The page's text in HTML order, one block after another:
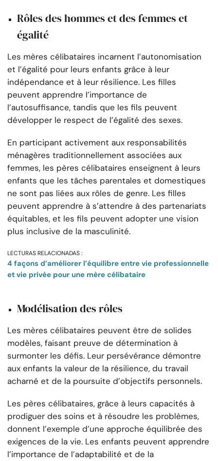
Rôles des hommes et des femmes et
égalité
Les mères célibataires incarnent l’autonomisation
et l’égalité pour leurs enfants grâce à leur
indépendance et à leur résilience. Les filles
peuvent apprendre l’importance de
l’autosuffisance, tandis que les fils peuvent
développer le respect de l’égalité des sexes.
En participant activement aux responsabilités
ménagères traditionnellement associées aux
femmes, les pères célibataires enseignent à leurs
enfants que les tâches parentales et domestiques
ne sont pas liées aux rôles de genre. Les filles
peuvent apprendre à s’attendre à des partenariats
équitables, et les fils peuvent adopter une vision
plus inclusive de la masculinité.
LECTURAS RELACIONADAS :
4 façons d’améliorer l’équilibre entre vie professionnelle
et vie privée pour une mère célibataire
Modélisation des rôles
Les mères célibataires peuvent être de solides
modèles, faisant preuve de détermination à
surmonter les défis. Leur persévérance démontre
aux enfants la valeur de la résilience, du travail
acharné et de la poursuite d’objectifs personnels.
Les pères célibataires, grâce à leurs capacités à
prodiguer des soins et à résoudre les problèmes,
donnent l’exemple d’une approche équilibrée des
exigences de la vie. Les enfants peuvent apprendre
l’importance de l’adaptabilité et de la